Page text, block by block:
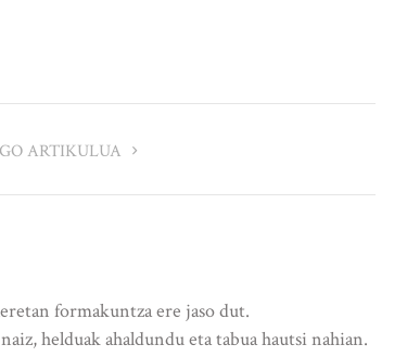
ARTIKULUA
formakuntza ere jaso dut.
helduak ahaldundu eta tabua hautsi nahian.